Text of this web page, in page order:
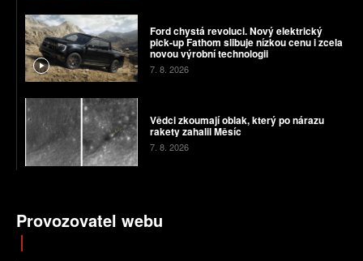
Ford chystá revoluci. Nový elektrický
pick-up Fathom slibuje nízkou cenu i zcela
novou výrobní technologii
7. 8. 2026
Vědci zkoumají oblak, který po nárazu
rakety zahalil Měsíc
7. 8. 2026
Provozovatel webu